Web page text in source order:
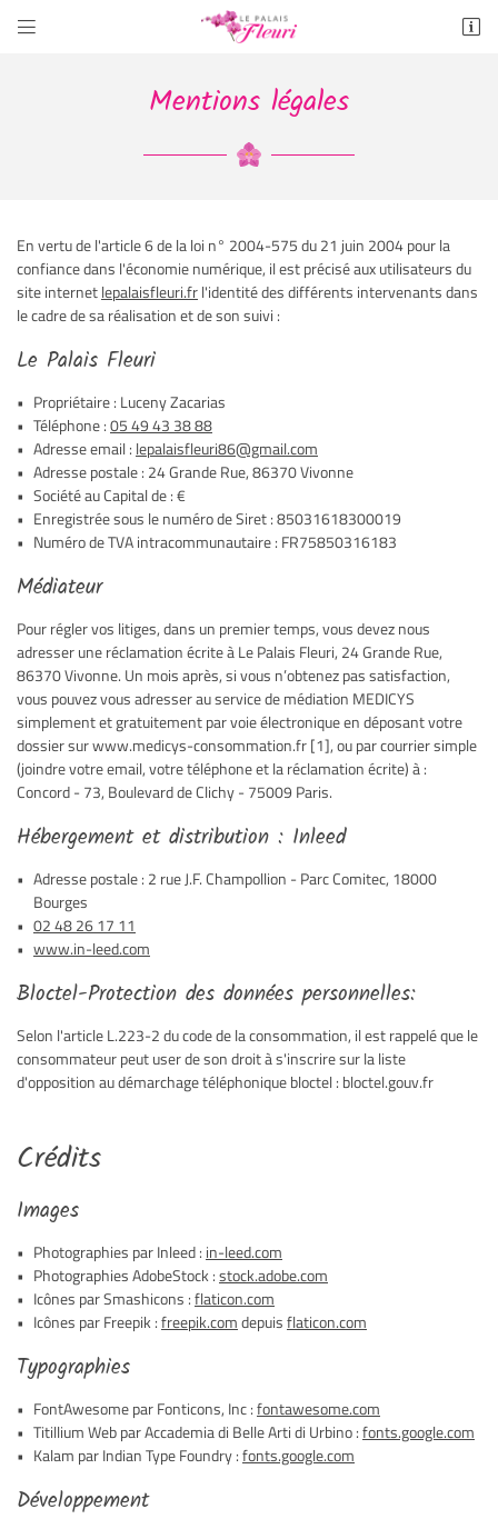

La boutique
événements
Images
Avis
Actualités
Contact

Restez
 Recopier le code ci-contre
 Rafraîchir le captcha
utilisantle formulaire de désinscription.
INSCRIPTION
Mentions légales
En vertu de l'article 6 de la loi n° 2004-575 du 21 juin 2004 pour la
confiance dans l'économie numérique, il est précisé aux utilisateurs du
site internetlepalaisfleuri.frl'identité des différents intervenants dans
le cadre de sa réalisation et de son suivi :
Le Palais Fleuri
Propriétaire : Luceny Zacarias
Téléphone :05 49 43 38 88
Adresse email :
Adresse postale : 24 Grande Rue, 86370 Vivonne
Société au Capital de : €
Enregistrée sous le numéro de Siret : 85031618300019
Numéro de TVA intracommunautaire : FR75850316183
Médiateur
Pour régler vos litiges, dans un premier temps, vous devez nous
adresser une réclamation écrite à Le Palais Fleuri, 24 Grande Rue,
86370 Vivonne. Un mois après, si vous n’obtenez pas satisfaction,
vous pouvez vous adresser au service de médiation MEDICYS
simplement et gratuitement par voie électronique en déposant votre
dossier sur www.medicys-consommation.fr [1], ou par courrier simple
(joindre votre email, votre téléphone et la réclamation écrite) à :
Concord - 73, Boulevard de Clichy - 75009 Paris.
Hébergement et distribution : Inleed
Adresse postale : 2 rue J.F. Champollion - Parc Comitec, 18000
Bourges
02 48 26 17 11
www.in-leed.com
Bloctel-Protection des données personnelles:
Selon l'article L.223-2 du code de la consommation, il est rappelé que le
consommateur peut user de son droit à s'inscrire sur la liste
d'opposition au démarchage téléphonique bloctel : bloctel.gouv.fr
Crédits
Images
Photographies par Inleed : in-leed.com
Photographies AdobeStock :stock.adobe.com
Icônes par Smashicons :flaticon.com
Icônes par Freepik :freepik.comdepuisflaticon.com
Typographies
FontAwesome par Fonticons, Inc :fontawesome.com
Titillium Web par Accademia di Belle Arti di Urbino :fonts.google.com
Kalam par Indian Type Foundry :fonts.google.com
Développement